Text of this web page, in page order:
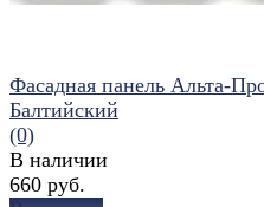
Фасадная панель Альта-
Балтийский
(0)
В наличии
660 руб.